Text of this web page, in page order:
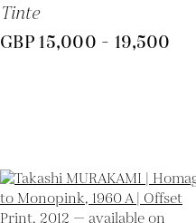
Tinte
GBP 15,000 - 19,500